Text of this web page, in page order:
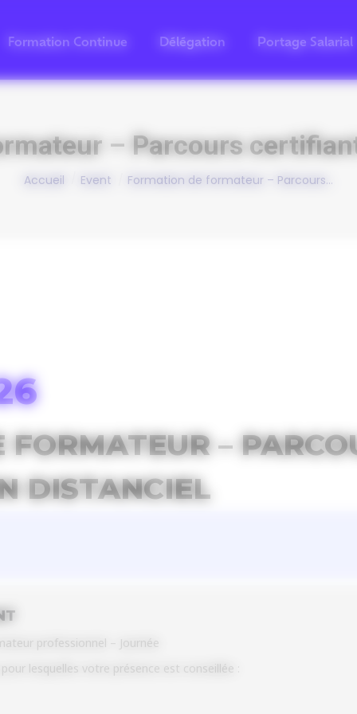
Formation Continue Délégation Portage Salarial
– Parcours
Vous êtes ici :
Accueil Event Formation de formateur – Parcours…
–
DISTANCIEL
professionnel – Journée
lesquelles votre présence est conseillée :